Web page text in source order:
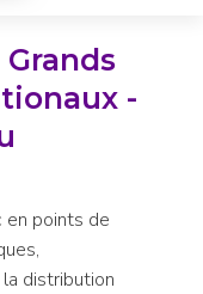
-
points de
distribution